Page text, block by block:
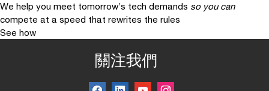
We help you meet tomorrow’s tech demands so you can
compete at a speed that rewrites the rules
See how
關注我們